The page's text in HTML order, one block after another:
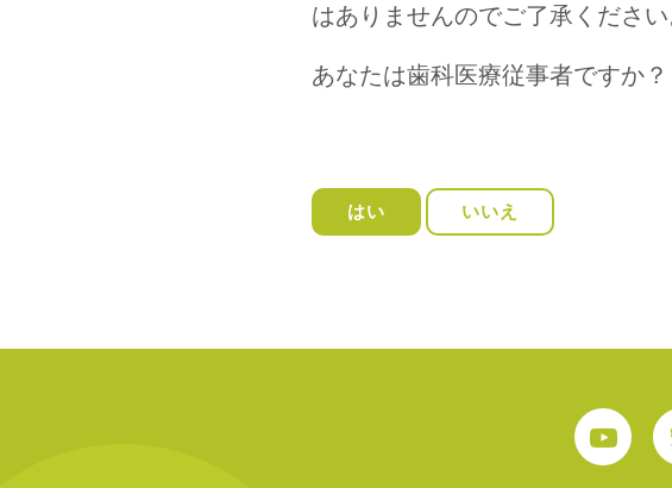
はありませんのでご了承ください
あなたは歯科医療従事者ですか？